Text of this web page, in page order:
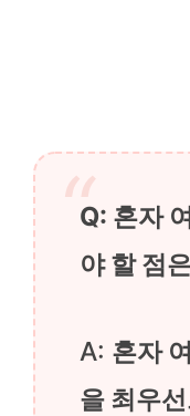
Q: 혼자
야 할 점
A: 혼자
을 최우